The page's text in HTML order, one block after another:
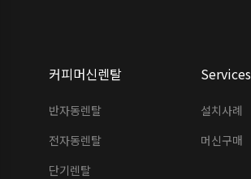
커피머신렌탈
반자동렌탈
전자동렌탈
단기렌탈
Services
설치사례
머신구매